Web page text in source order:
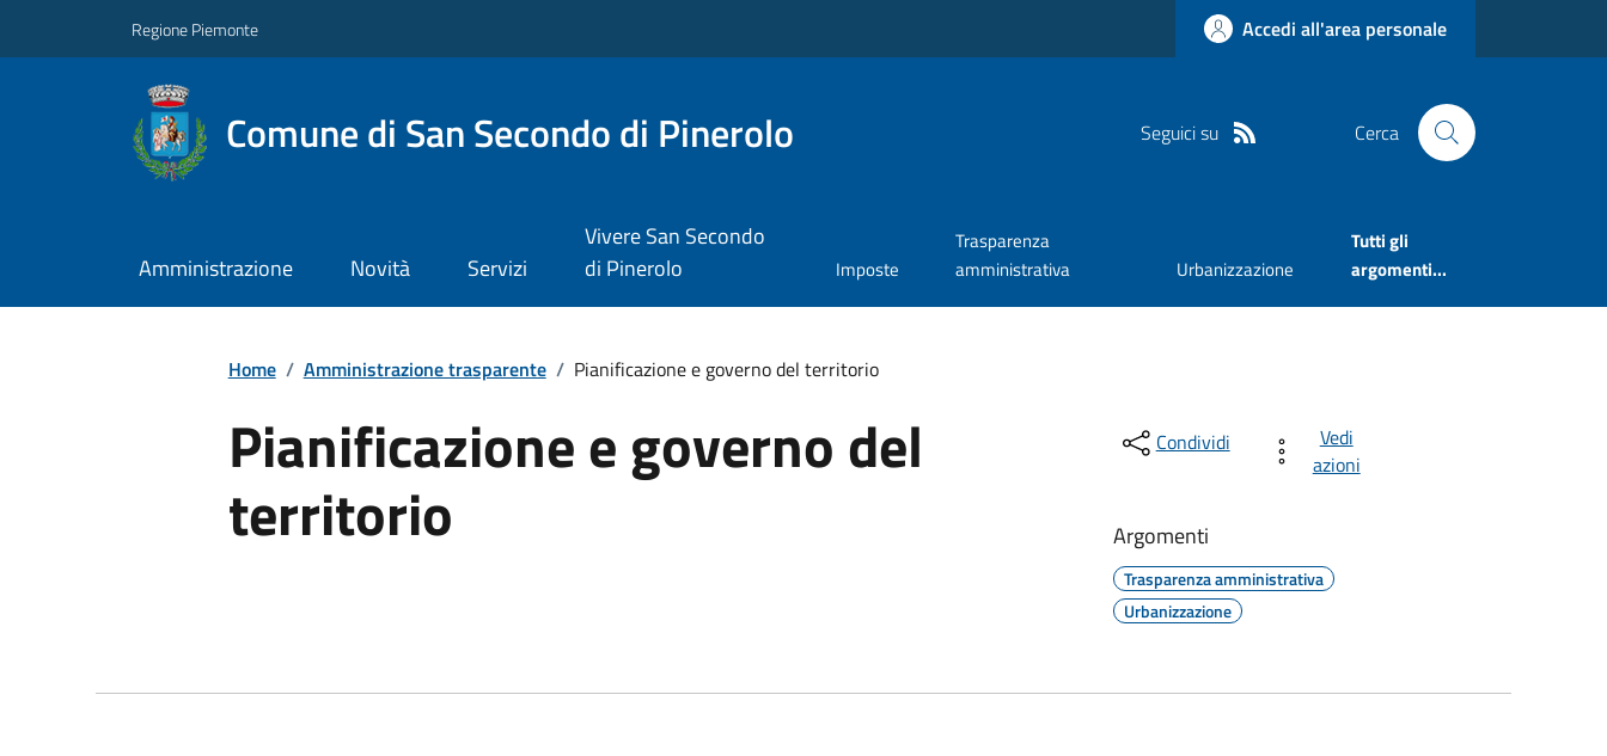
Regione Piemonte Accedi all'area personale
Comune di San Secondo di Pinerolo Seguici su Cerca
Amministrazione Novità Servizi
Vivere San Secondo
di Pinerolo
Imposte
Trasparenza
amministrativa
Urbanizzazione
Tutti gli
argomenti...
Home / Amministrazione trasparente / Pianificazione e governo del territorio
Pianificazione e governo del
territorio
Condividi
Vedi
azioni
Argomenti
Trasparenza amministrativa
Urbanizzazione